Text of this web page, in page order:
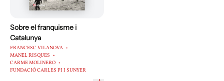
Sobre el franquisme i
Catalunya
FRANCESC VILANOVA
MANEL RISQUES
CARME MOLINERO
FUNDACIÓ CARLES PI I SUNYER